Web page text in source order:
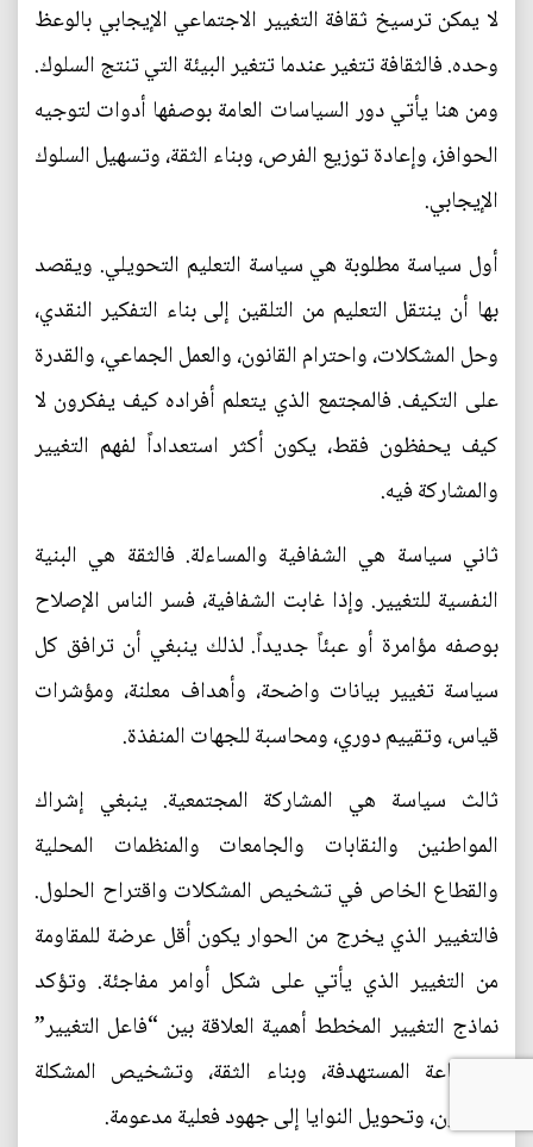
لا يمكن ترسيخ ثقافة التغيير الاجتماعي الإيجابي بالوعظ
وحده. فالثقافة تتغير عندما تتغير البيئة التي تنتج السلوك.
ومن هنا يأتي دور السياسات العامة بوصفها أدوات لتوجيه
الحوافز، وإعادة توزيع الفرص، وبناء الثقة، وتسهيل السلوك
الإيجابي.
أول سياسة مطلوبة هي سياسة التعليم التحويلي. ويقصد
بها أن ينتقل التعليم من التلقين إلى بناء التفكير النقدي،
وحل المشكلات، واحترام القانون، والعمل الجماعي، والقدرة
على التكيف. فالمجتمع الذي يتعلم أفراده كيف يفكرون لا
كيف يحفظون فقط، يكون أكثر استعداداً لفهم التغيير
والمشاركة فيه.
ثاني سياسة هي الشفافية والمساءلة. فالثقة هي البنية
النفسية للتغيير. وإذا غابت الشفافية، فسر الناس الإصلاح
بوصفه مؤامرة أو عبئاً جديداً. لذلك ينبغي أن ترافق كل
سياسة تغيير بيانات واضحة، وأهداف معلنة، ومؤشرات
قياس، وتقييم دوري، ومحاسبة للجهات المنفذة.
ثالث سياسة هي المشاركة المجتمعية. ينبغي إشراك
المواطنين والنقابات والجامعات والمنظمات المحلية
والقطاع الخاص في تشخيص المشكلات واقتراح الحلول.
فالتغيير الذي يخرج من الحوار يكون أقل عرضة للمقاومة
من التغيير الذي يأتي على شكل أوامر مفاجئة. وتؤكد
نماذج التغيير المخطط أهمية العلاقة بين “فاعل التغيير”
والجماعة المستهدفة، وبناء الثقة، وتشخيص المشكلة
بالتعاون، وتحويل النوايا إلى جهود فعلية مدعومة.